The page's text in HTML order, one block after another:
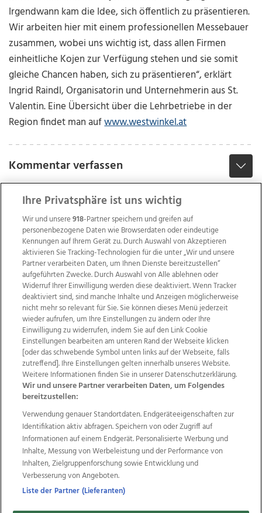
Irgendwann kam die Idee, sich öffentlich zu präsentieren.
Wir arbeiten hier mit einem professionellen Messebauer
zusammen, wobei uns wichtig ist, dass allen Firmen
einheitliche Kojen zur Verfügung stehen und sie somit
gleiche Chancen haben, sich zu präsentieren“, erklärt
Ingrid Raindl, Organisatorin und Unternehmerin aus St.
Valentin. Eine Übersicht über die Lehrbetriebe in der
Region findet man aufwww.westwinkel.at
Kommentar verfassen
Wir über uns Mediadaten Kontakt
Jobs
Datenschutz
Impressum
AGB Anzeigekunden
AGB Website
Ehrenkodex Politische Werbung
Weitere Angebote des Medienhauses Wimmer
TV1 di-mog-i.at OÖNow
Ischler Woche
Life Radio
OÖNachrichten
OÖN Immobilien
OÖN Karriere
OÖN Reise
Promenaden Galerien
Regionaljobs
wasistlos.at
Ihre Privatsphäre ist uns wichtig
Wir und unsere918-Partner speichern und greifen auf
personenbezogene Daten wie Browserdaten oder eindeutige
Kennungen auf Ihrem Gerät zu. Durch Auswahl von Akzeptieren
aktivieren Sie Tracking-Technologien für die unter „Wir und unsere
Partner verarbeiten Daten, um Ihnen Dienste bereitzustellen“
aufgeführten Zwecke. Durch Auswahl von Alle ablehnen oder
Widerruf Ihrer Einwilligung werden diese deaktiviert. Wenn Tracker
deaktiviert sind, sind manche Inhalte und Anzeigen möglicherweise
nicht mehr so relevant für Sie. Sie können dieses Menü jederzeit
wieder aufrufen, um Ihre Einstellungen zu ändern oder Ihre
Einwilligung zu widerrufen, indem Sie auf den Link Cookie
Einstellungen bearbeiten am unteren Rand der Webseite klicken
[oder das schwebende Symbol unten links auf der Webseite, falls
zutreffend]. Ihre Einstellungen gelten innerhalb unseres Website.
Weitere Informationen finden Sie in unserer Datenschutzerklärung.
Wir und unsere Partner verarbeiten Daten, um Folgendes
bereitzustellen:
Verwendung genauer Standortdaten. Endgeräteeigenschaften zur
Identifikation aktiv abfragen. Speichern von oder Zugriff auf
Informationen auf einem Endgerät. Personalisierte Werbung und
Inhalte, Messung von Werbeleistung und der Performance von
Inhalten, Zielgruppenforschung sowie Entwicklung und
Verbesserung von Angeboten.
Liste der Partner (Lieferanten)